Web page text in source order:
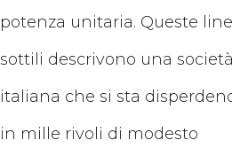
potenza unitaria. Queste
sottili descrivono una società
italiana che si sta
in mille rivoli di modesto